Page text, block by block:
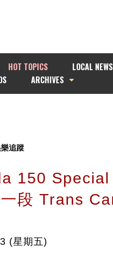
HOT TOPICS
LOCAL NEWS
ARCHIVES
追蹤
150
段 Trans
(星期五)